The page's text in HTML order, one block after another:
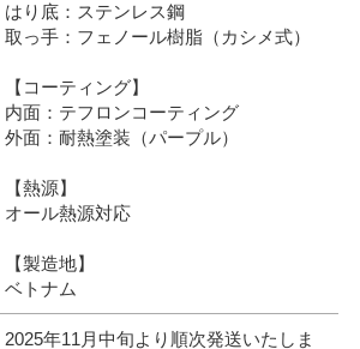
はり底：ステンレス鋼
取っ手：フェノール樹脂（カシメ式）
【コーティング】
内面：テフロンコーティング
外面：耐熱塗装（パープル）
【熱源】
オール熱源対応
【製造地】
ベトナム
2025年11月中旬より順次発送いたしま